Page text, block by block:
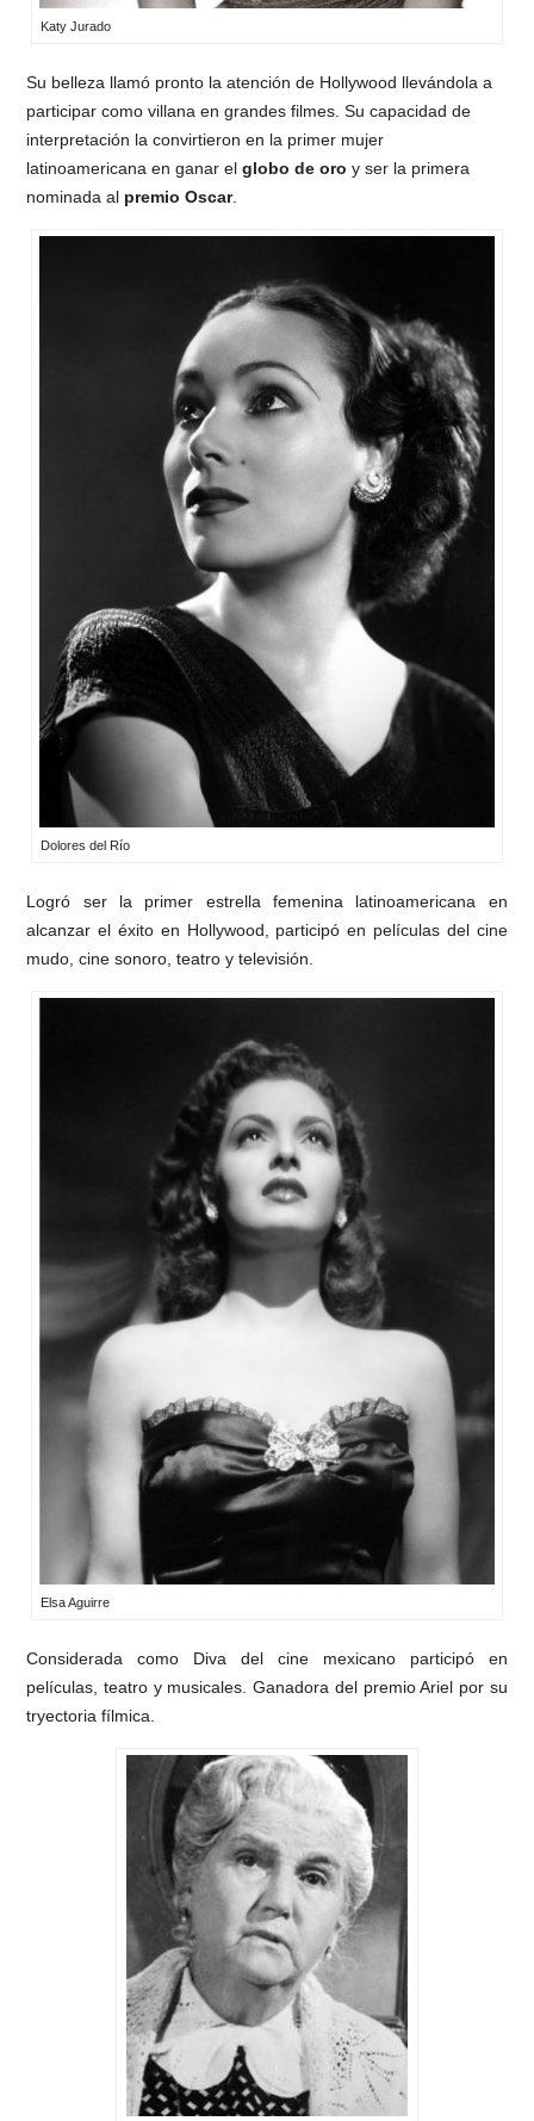
Katy Jurado
Su belleza llamó pronto la atención de Hollywood llevándola a
participar como villana en grandes filmes. Su capacidad de
interpretación la convirtieron en la primer mujer
latinoamericana en ganar elglobo de oro y ser la primera
nominada al premio Oscar.
Dolores del Río
Logró ser la primer estrella femenina latinoamericana en
alcanzar el éxito en Hollywood, participó en películas del cine
mudo, cine sonoro, teatro y televisión.
Elsa Aguirre
Considerada como Diva del cine mexicano participó en
películas, teatro y musicales. Ganadora del premio Ariel por su
tryectoria fílmica.